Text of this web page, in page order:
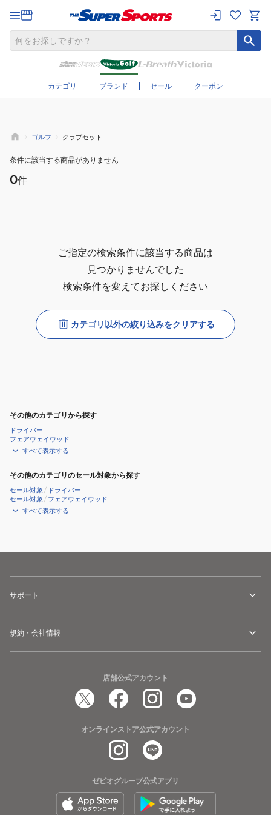
カテゴリ ブランド セール クーポン
さらに絞り込む
ゴルフ クラブセット
条件に該当する商品がありません
0件
ご指定の検索条件に該当する商品は
見つかりませんでした
検索条件を変えてお探しください
カテゴリ以外の絞り込みをクリアする
その他のカテゴリから探す
ドライバー
フェアウェイウッド
すべて表示する
その他のカテゴリのセール対象から探す
セール対象 / ドライバー
セール対象 / フェアウェイウッド
すべて表示する
サポート
規約・会社情報
店舗公式アカウント
オンラインストア公式アカウント
ゼビオグループ公式アプリ